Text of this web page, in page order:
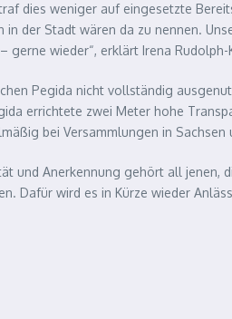
dies weniger auf eingesetzte
der Stadt wären da zu nennen.
gerne wieder“, erklärt Irena Rudolph-
Pegida nicht vollständig
errichtete zwei Meter hohe
bei Versammlungen in Sachsen
und Anerkennung gehört all
Dafür wird es in Kürze wieder